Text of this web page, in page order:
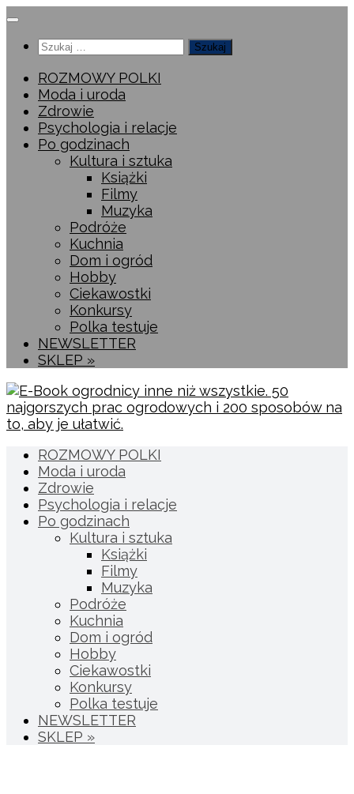
Przeskocz
treściSzukaj:
ROZMOWY POLKI
Moda i uroda
Zdrowie
Psychologia i relacje
Po godzinach
Kultura i sztuka
Książki
Filmy
Muzyka
Podróże
Kuchnia
Dom i ogród
Hobby
Ciekawostki
Konkursy
Polka testuje
NEWSLETTER
SKLEP »
ROZMOWY POLKI
Moda i uroda
Zdrowie
Psychologia i relacje
Po godzinach
Kultura i sztuka
Książki
Filmy
Muzyka
Podróże
Kuchnia
Dom i ogród
Hobby
Ciekawostki
Konkursy
Polka testuje
NEWSLETTER
SKLEP »